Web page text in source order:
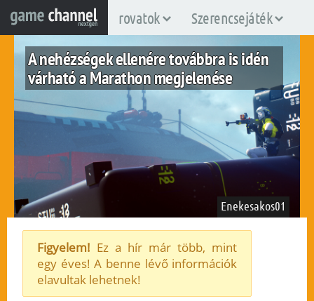
rovatok Szerencsejáték
A nehézségek ellenére továbbra is idén
várható a Marathon megjelenése
pc ps5 xboxsx
Enekesakos01
Figyelem! Ez a hír már több, mint
egy éves! A benne lévő információk
elavultak lehetnek!